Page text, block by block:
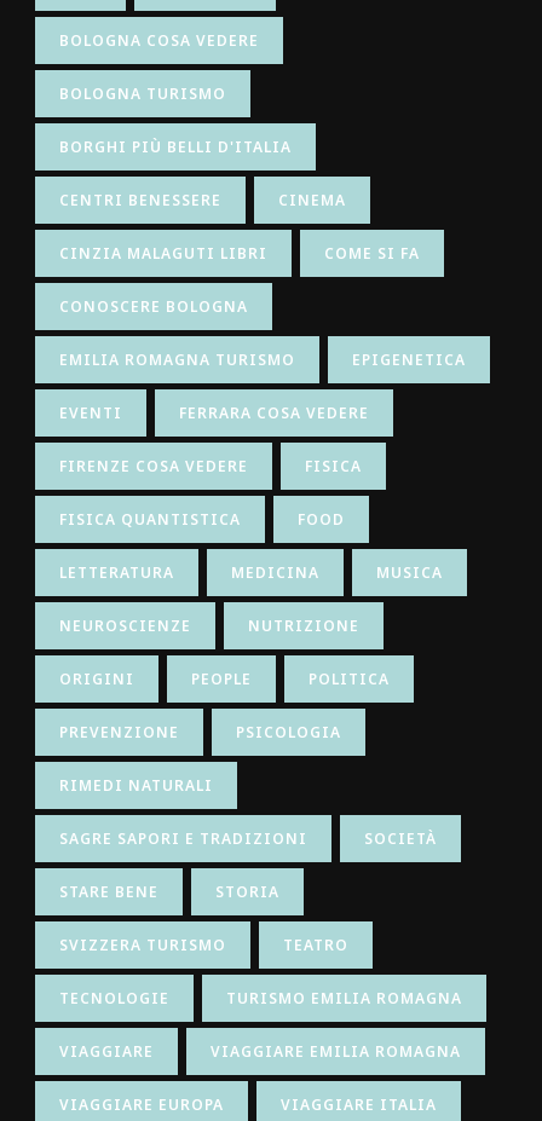
BOLOGNA COSA VEDERE
BOLOGNA TURISMO
BORGHI PIÙ BELLI D'ITALIA
CENTRI BENESSERE CINEMA
CINZIA MALAGUTI LIBRI COME SI FA
CONOSCERE BOLOGNA
EMILIA ROMAGNA TURISMO EPIGENETICA
EVENTI FERRARA COSA VEDERE
FIRENZE COSA VEDERE FISICA
FISICA QUANTISTICA FOOD
LETTERATURA MEDICINA MUSICA
NEUROSCIENZE NUTRIZIONE
ORIGINI PEOPLE POLITICA
PREVENZIONE PSICOLOGIA
RIMEDI NATURALI
SAGRE SAPORI E TRADIZIONI SOCIETÀ
STARE BENE STORIA
SVIZZERA TURISMO TEATRO
TECNOLOGIE TURISMO EMILIA ROMAGNA
VIAGGIARE VIAGGIARE EMILIA ROMAGNA
VIAGGIARE EUROPA VIAGGIARE ITALIA